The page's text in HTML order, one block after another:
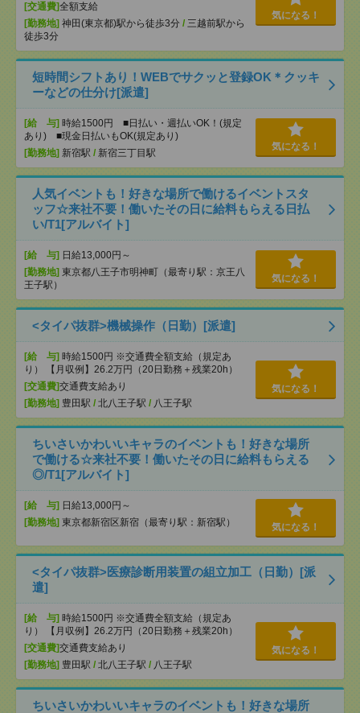
[交通費]全額支給
[勤務地] 神田(東京都)駅から徒歩3分 / 三越前駅から
徒歩3分
気になる！
短時間シフトあり！WEBでサクッと登録OK＊クッキ
ーなどの仕分け[派遣]
[給 与] 時給1500円 ■日払い・週払いOK！(規定
あり) ■現金日払いもOK(規定あり)
[勤務地] 新宿駅 / 新宿三丁目駅
気になる！
人気イベントも！好きな場所で働けるイベントスタ
ッフ☆来社不要！働いたその日に給料もらえる日払
い/T1[アルバイト]
[給 与] 日給13,000円～
[勤務地] 東京都八王子市明神町（最寄り駅：京王八
王子駅）
気になる！
<タイパ抜群>機械操作（日勤）[派遣]
[給 与] 時給1500円 ※交通費全額支給（規定あ
り） 【月収例】26.2万円（20日勤務＋残業20h）
[交通費]交通費支給あり
[勤務地] 豊田駅 / 北八王子駅 / 八王子駅
気になる！
ちいさいかわいいキャラのイベントも！好きな場所
で働ける☆来社不要！働いたその日に給料もらえる
◎/T1[アルバイト]
[給 与] 日給13,000円～
[勤務地] 東京都新宿区新宿（最寄り駅：新宿駅） 気になる！
<タイパ抜群>医療診断用装置の組立加工（日勤）[派
遣]
[給 与] 時給1500円 ※交通費全額支給（規定あ
り） 【月収例】26.2万円（20日勤務＋残業20h）
[交通費]交通費支給あり
[勤務地] 豊田駅 / 北八王子駅 / 八王子駅
気になる！
ちいさいかわいいキャラのイベントも！好きな場所